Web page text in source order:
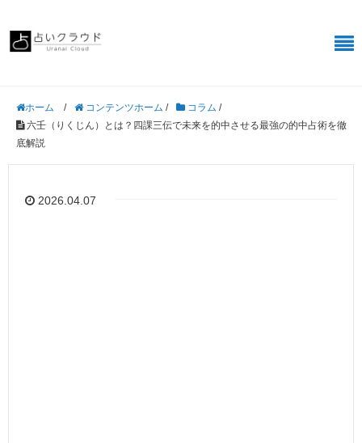
ホーム / コンテンツホーム / コラム /
六壬（りくじん）とは？四課三伝で未来を的中させる最強の的中占術を徹
底解説
2026.04.07